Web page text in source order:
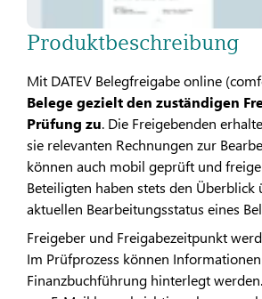
Produktbeschreibung
Mit DATEV Belegfreigabe online
Belege gezielt den zuständigen
Prüfung zu. Die Freigebenden
sie relevanten Rechnungen zur
können auch mobil geprüft und
Beteiligten haben stets den Überblick
aktuellen Bearbeitungsstatus eines
Freigeber und Freigabezeitpunkt
Im Prüfprozess können
Finanzbuchführung hinterlegt